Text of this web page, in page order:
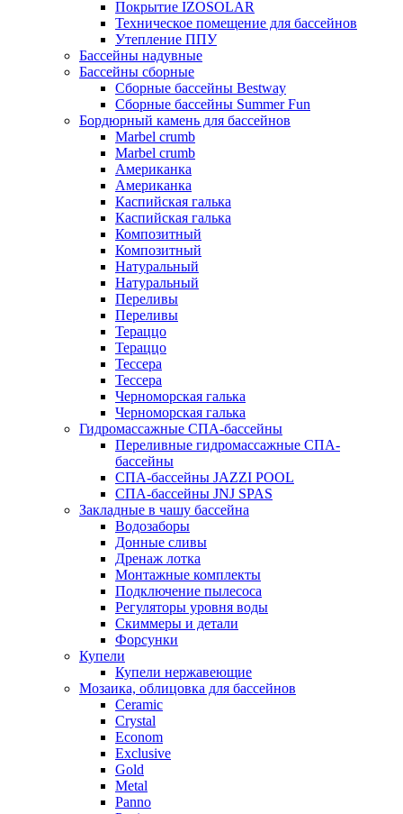
Покрытие IZOSOLAR
Техническое помещение для бассейнов
Утепление ППУ
Бассейны надувные
Бассейны сборные
Сборные бассейны Bestway
Сборные бассейны Summer Fun
Бордюрный камень для бассейнов
Marbel crumb
Marbel crumb
Американка
Американка
Каспийская галька
Каспийская галька
Композитный
Композитный
Натуральный
Натуральный
Переливы
Переливы
Тераццо
Тераццо
Тессера
Тессера
Черноморская галька
Черноморская галька
Гидромассажные СПА-бассейны
Переливные гидромассажные СПА-
бассейны
СПА-бассейны JAZZI POOL
СПА-бассейны JNJ SPAS
Закладные в чашу бассейна
Водозаборы
Донные сливы
Дренаж лотка
Монтажные комплекты
Подключение пылесоса
Регуляторы уровня воды
Скиммеры и детали
Форсунки
Купели
Купели нержавеющие
Мозаика, облицовка для бассейнов
Ceramic
Crystal
Econom
Exclusive
Gold
Metal
Panno